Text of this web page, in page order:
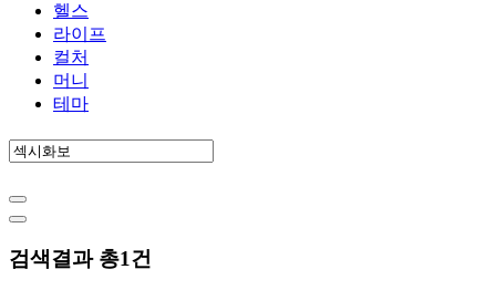
헬스
라이프
컬처
머니
테마
검색결과 총1건